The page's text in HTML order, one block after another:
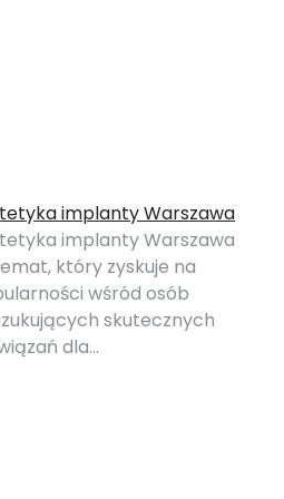
implanty Warszawa
implanty Warszawa
który zyskuje na
wśród osób
skutecznych
dla…